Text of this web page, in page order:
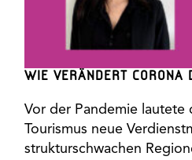
WIE VERÄNDERT CORONA
Vor der Pandemie lautete
Tourismus neue
strukturschwachen